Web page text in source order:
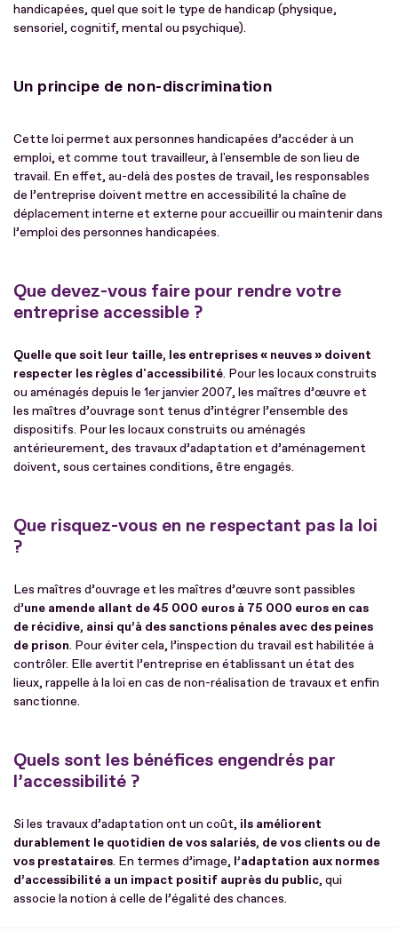
handicapées, quel que soit le type de handicap (physique,
sensoriel, cognitif, mental ou psychique).
Un principe de non-discrimination
Cette loi permet aux personnes handicapées d’accéder à un
emploi, et comme tout travailleur, à l'ensemble de son lieu de
travail. En effet, au-delà des postes de travail, les responsables
de l’entreprise doivent mettre en accessibilité la chaîne de
déplacement interne et externe pour accueillir ou maintenir dans
l’emploi des personnes handicapées.
Que devez-vous faire pour rendre votre
entreprise accessible ?
Quelle que soit leur taille, les entreprises « neuves » doivent
respecter les règles d'accessibilité. Pour les locaux construits
ou aménagés depuis le 1er janvier 2007, les maîtres d’œuvre et
les maîtres d’ouvrage sont tenus d’intégrer l’ensemble des
dispositifs. Pour les locaux construits ou aménagés
antérieurement, des travaux d’adaptation et d’aménagement
doivent, sous certaines conditions, être engagés.
Que risquez-vous en ne respectant pas la loi
?
Les maîtres d’ouvrage et les maîtres d’œuvre sont passibles
d’une amende allant de 45 000 euros à 75 000 euros en cas
de récidive, ainsi qu’à des sanctions pénales avec des peines
de prison. Pour éviter cela, l’inspection du travail est habilitée à
contrôler. Elle avertit l’entreprise en établissant un état des
lieux, rappelle à la loi en cas de non-réalisation de travaux et enfin
sanctionne.
Quels sont les bénéfices engendrés par
l’accessibilité ?
Si les travaux d’adaptation ont un coût, ils améliorent
durablement le quotidien de vos salariés, de vos clients ou de
vos prestataires. En termes d’image, l’adaptation aux normes
d’accessibilité a un impact positif auprès du public, qui
associe la notion à celle de l’égalité des chances.